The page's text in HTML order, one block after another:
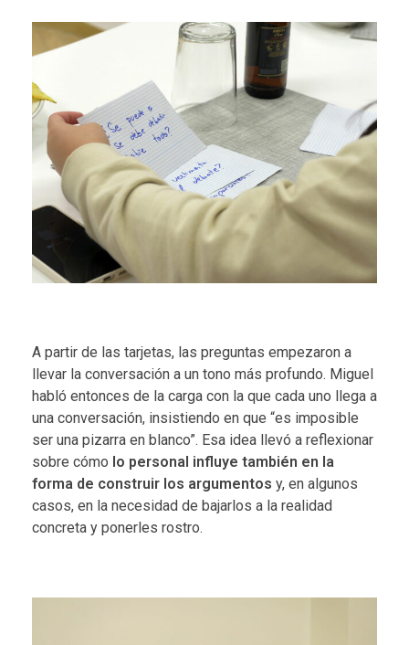
A partir de las tarjetas, las preguntas empezaron a
llevar la conversación a un tono más profundo. Miguel
habló entonces de la carga con la que cada uno llega a
una conversación, insistiendo en que “es imposible
ser una pizarra en blanco”. Esa idea llevó a reflexionar
sobre cómo lo personal influye también en la
forma de construir los argumentos y, en algunos
casos, en la necesidad de bajarlos a la realidad
concreta y ponerles rostro.